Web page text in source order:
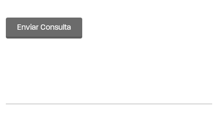
Enviar Consulta